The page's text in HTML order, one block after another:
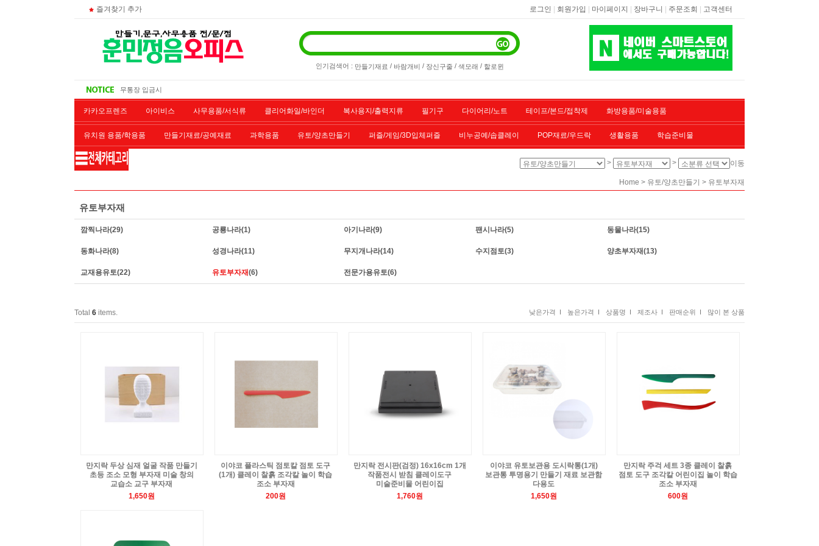
즐겨찾기 추가 로그인 | 회원가입 | 마이페이지 | 장바구니 | 주문조회 | 고객센터
인기검색어 : 만들기재료 / 바람개비 / 장신구줄 / 색모래 / 할로윈
주문 조회
무통장 입금시
카카오프렌즈 아이비스 사무용품/서식류 클리어화일/바인더 복사용지/출력지류 필기구 다이어리/노트 테이프/본드/접착제 화방용품/미술용품
유치원 용품/학용품 만들기재료/공예재료 과학용품 유토/양초만들기 퍼즐/게임/3D입체퍼즐 비누공예/솝클레이 POP재료/우드락 생활용품 학습준비물
재단/제본/코팅 > > 이동
Home > 유토/양초만들기 > 유토부자재
유토부자재
깜찍나라(29) 공룡나라(1) 아기나라(9) 팬시나라(5) 동물나라(15)
동화나라(8) 성경나라(11) 무지개나라(14) 수지점토(3) 양초부자재(13)
교재용유토(22) 유토부자재(6) 전문가용유토(6)
Total 6 items. 낮은가격 I 높은가격 I 상품명 I 제조사 I 판매순위 I 많이 본 상품
만지락 두상 심재 얼굴 작품 만들기
초등 조소 모형 부자재 미술 창의
교습소 교구 부자재
1,650원
이야코 플라스틱 점토칼 점토 도구
(1개) 클레이 찰흙 조각칼 놀이 학습
조소 부자재
200원
만지락 전시판(검정) 16x16cm 1개
작품전시 받침 클레이도구
미술준비물 어린이집
1,760원
이야코 유토보관용 도시락통(1개)
보관통 투명용기 만들기 재료 보관함
다용도
1,650원
만지락 주걱 세트 3종 클레이 찰흙
점토 도구 조각칼 어린이집 놀이 학습
조소 부자재
600원